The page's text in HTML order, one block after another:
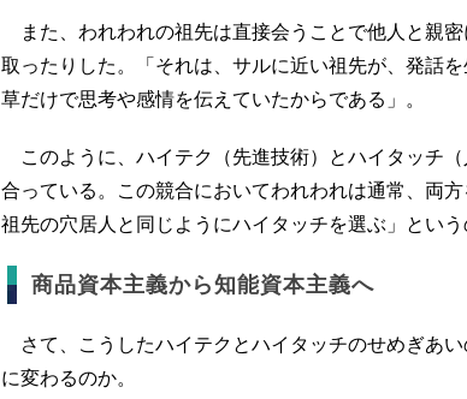
また、われわれの祖先は直接会うことで他人と親
取ったりした。「それは、サルに近い祖先が、発話
草だけで思考や感情を伝えていたからである」。
このように、ハイテク（先進技術）とハイタッチ
合っている。この競合においてわれわれは通常、両
祖先の穴居人と同じようにハイタッチを選ぶ」という
商品資本主義から知能資本主義へ
さて、こうしたハイテクとハイタッチのせめぎあ
に変わるのか。